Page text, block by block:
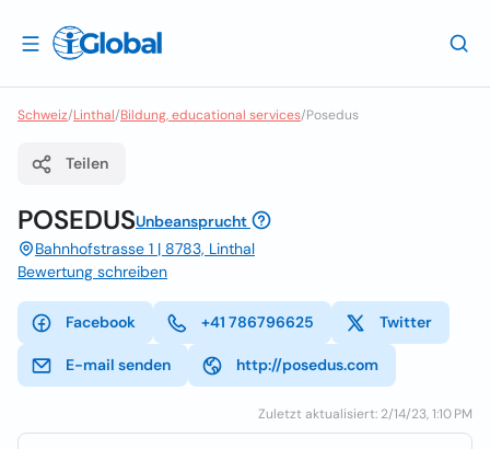
Schweiz/Linthal/Bildung, educational services/Posedus
Teilen
POSEDUSUnbeansprucht
Bahnhofstrasse 1 | 8783, Linthal
Bewertung schreiben
Facebook +41 786796625 Twitter
E-mail senden http://posedus.com
Zuletzt aktualisiert: 2/14/23, 1:10 PM